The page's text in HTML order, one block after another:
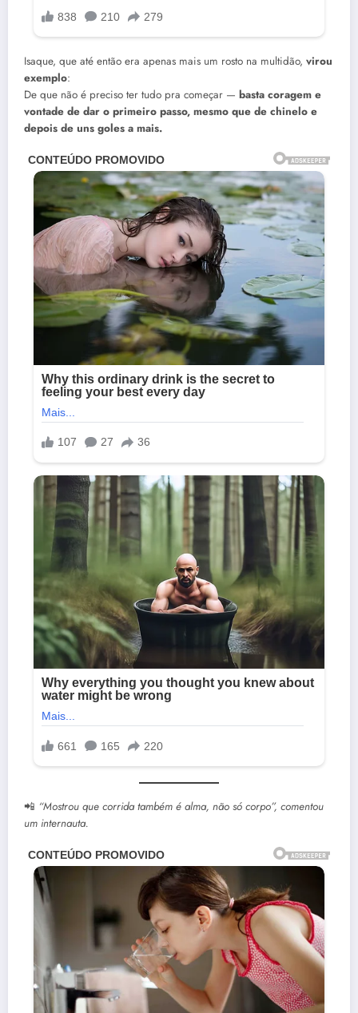
Isaque, que até então era apenas mais um rosto na multidão, virou
exemplo:
De que não é preciso ter tudo pra começar — basta coragem e
vontade de dar o primeiro passo, mesmo que de chinelo e
depois de uns goles a mais.
📲 “Mostrou que corrida também é alma, não só corpo”, comentou
um internauta.